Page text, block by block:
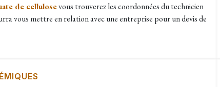
de cellulosevous trouverez les coordonnées du technicien
vous mettre en relation avec une entreprise pour un devis de